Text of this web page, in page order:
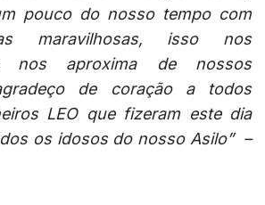
pouco do nosso tempo com
maravilhosas, isso nos
nos aproxima de nossos
de coração a todos
LEO que fizeram este dia
os idosos do nosso Asilo” –